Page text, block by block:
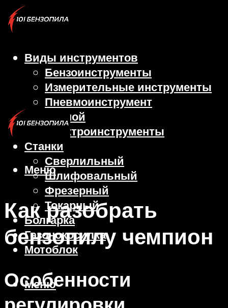
Виды инструментов
Бензоинструменты
Измерительные инструменты
Пневмоинструмент
Ручной
Электроинструменты
Станки
Сверлильный
Шлифовальный
Фрезерный
Токарный
Болгарка
Газонокосилка
Мотоблок
Меню
Меню
Как разобрать
бензопилу чемпион
Особенности